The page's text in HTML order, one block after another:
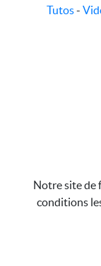
Tutos-
Notre site de
conditions